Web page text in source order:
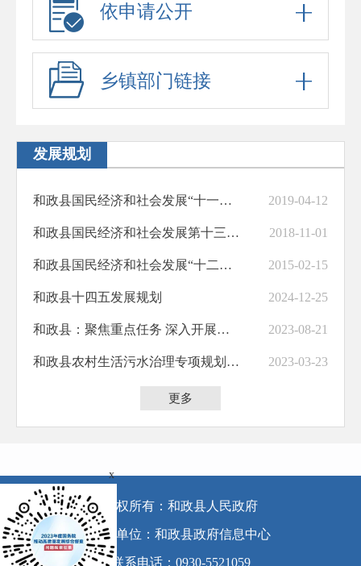
行政事业性收费
政府采购
招考信息
防范化解重大风险
财政资金直达基层
助企纾困
职业培训
义务教育
饮水安全
交通运输
基层政务公开标准化规范化
依申请公开
乡镇部门链接
发展规划
和政县国民经济和社会发展“十一五”规划 2019-04-12
和政县国民经济和社会发展第十三个五年规划纲要 2018-11-01
和政县国民经济和社会发展“十二五”规划纲要 2015-02-15
和政县十四五发展规划 2024-12-25
和政县：聚焦重点任务 深入开展规划工作 2023-08-21
和政县农村生活污水治理专项规划（2020-2030年）（2022年修订） 2023-03-23
更多
版权所有：和政县人民政府
承办单位：和政县政府信息中心
联系电话：0930-5521059
x